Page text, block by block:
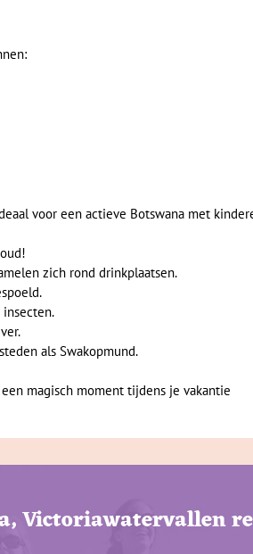
Victoriawatervallen
voor een actieve Botswana met
zich rond drinkplaatsen.
als Swakopmund.
magisch moment tijdens je vakantie